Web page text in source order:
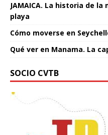
JAMAICA. La historia de
playa
Cómo moverse en
Qué ver en Manama. La
SOCIO CVTB